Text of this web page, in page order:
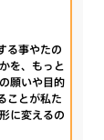
る事やたの
を、もっと
願いや目的
ことが私た
に変えるの